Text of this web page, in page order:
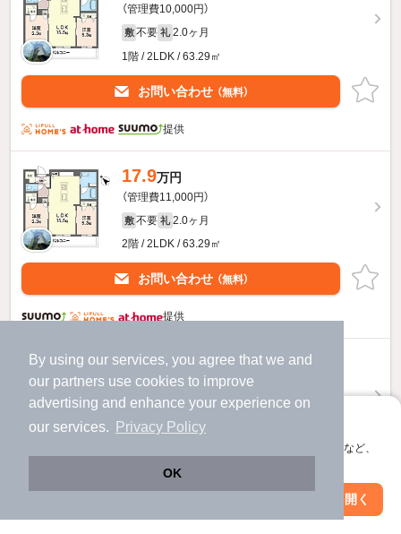
By using our services, you agree that we and
our partners use cookies to improve
advertising and enhance your experience on
our services.
Privacy Policy
OK
アプリに切り替えて、サクサクお部屋探し
会員登録なしですぐ使える。マップ検索やお気に入り保存など、
アプリを開く
（管理費10,000円）
敷 不要 礼 2.0ヶ月
1階 / 2LDK / 63.29㎡
お問い合わせ （無料）
提供
17.9万円
（管理費11,000円）
敷 不要 礼 2.0ヶ月
2階 / 2LDK / 63.29㎡
お問い合わせ （無料）
提供
21.2万円
（管理費11,000円）
敷 不要 礼 2.0ヶ月
2階 / 3LDK / 80.44㎡
お問い合わせ
絞り込み条件を変更